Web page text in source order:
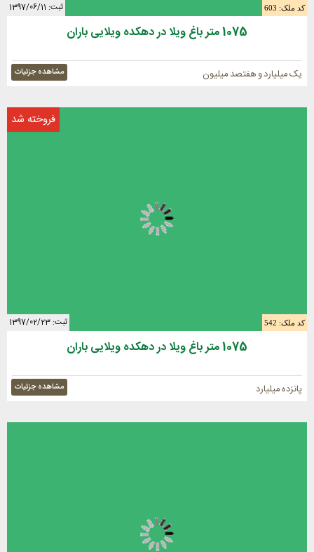
کد ملک: 603 ثبت: 1397/06/11
1075 متر باغ ویلا در دهکده ویلایی باران
یک میلیارد و هفتصد میلیون مشاهده جزئیات
فروخته شد
کد ملک: 542 ثبت: 1397/02/23
1075 متر باغ ویلا در دهکده ویلایی باران
پانزده میلیارد مشاهده جزئیات